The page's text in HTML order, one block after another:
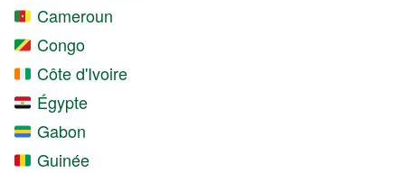
Cameroun
Congo
Côte d'Ivoire
Égypte
Gabon
Guinée